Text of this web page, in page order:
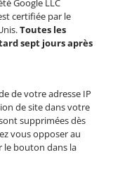
Google LLC
certifiée par le
Toutes les
sept jours après
de votre adresse IP
de site dans votre
supprimées dès
vous opposer au
le bouton dans la